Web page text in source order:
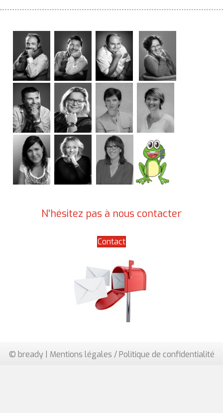
N'hésitez pas à nous contacter
Contact
© bready | Mentions légales / Politique de confidentialité